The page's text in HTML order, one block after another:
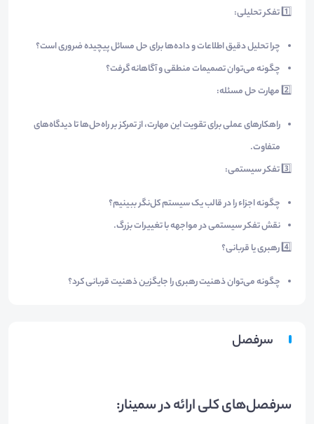
1️⃣تفکر تحلیلی:
چرا تحلیل دقیق اطلاعات و داده‌ها برای حل مسائل پیچیده ضروری است؟
چگونه می‌توان تصمیمات منطقی و آگاهانه گرفت؟
2️⃣مهارت حل مسئله:
راهکارهای عملی برای تقویت این مهارت، از تمرکز بر راه‌حل‌ها تا دیدگاه‌های
متفاوت.
3️⃣تفکر سیستمی:
چگونه اجزاء را در قالب یک سیستم کل‌نگر ببینیم؟
نقش تفکر سیستمی در مواجهه با تغییرات بزرگ.
4️⃣رهبری یا قربانی؟
چگونه می‌توان ذهنیت رهبری را جایگزین ذهنیت قربانی کرد؟
سرفصل
سرفصل‌های کلی ارائه در سمینار: